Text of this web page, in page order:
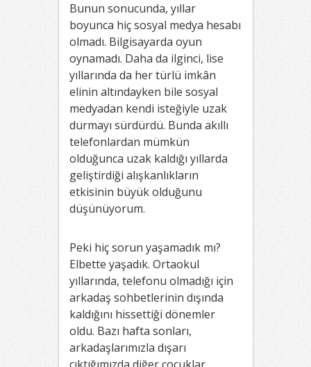
Bunun sonucunda, yıllar
boyunca hiç sosyal medya hesabı
olmadı. Bilgisayarda oyun
oynamadı. Daha da ilginci, lise
yıllarında da her türlü imkân
elinin altındayken bile sosyal
medyadan kendi isteğiyle uzak
durmayı sürdürdü. Bunda akıllı
telefonlardan mümkün
olduğunca uzak kaldığı yıllarda
geliştirdiği alışkanlıkların
etkisinin büyük olduğunu
düşünüyorum.
Peki hiç sorun yaşamadık mı?
Elbette yaşadık. Ortaokul
yıllarında, telefonu olmadığı için
arkadaş sohbetlerinin dışında
kaldığını hissettiği dönemler
oldu. Bazı hafta sonları,
arkadaşlarımızla dışarı